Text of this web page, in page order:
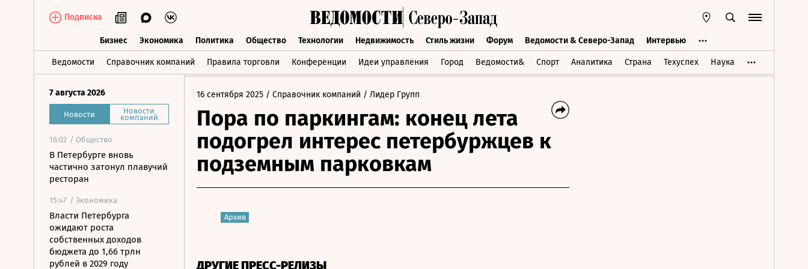
Подписка
Бизнес Экономика Политика Общество Технологии Недвижимость Стиль жизни Форум Ведомости & Северо-Запад Интервью
Ведомости Справочник компаний Правила торговли Конференции Идеи управления Город Ведомости& Спорт Аналитика Страна Техуспех Наука
Бизнес Экономика Политика Общество Технологии Недвижимость Стиль жизни Форум Ведомости & Северо-Запад Интервью
7 августа 2026
Новости Новости
компаний
16:02 / Общество
В Петербурге вновь
частично затонул плавучий
ресторан
15:47 / Экономика
Власти Петербурга
ожидают роста
собственных доходов
бюджета до 1,66 трлн
рублей в 2029 году
16 сентября 2025 / Справочник компаний / Лидер Групп
Пора по паркингам: конец лета
подогрел интерес петербуржцев к
подземным парковкам
Архив
ДРУГИЕ ПРЕСС-РЕЛИЗЫ